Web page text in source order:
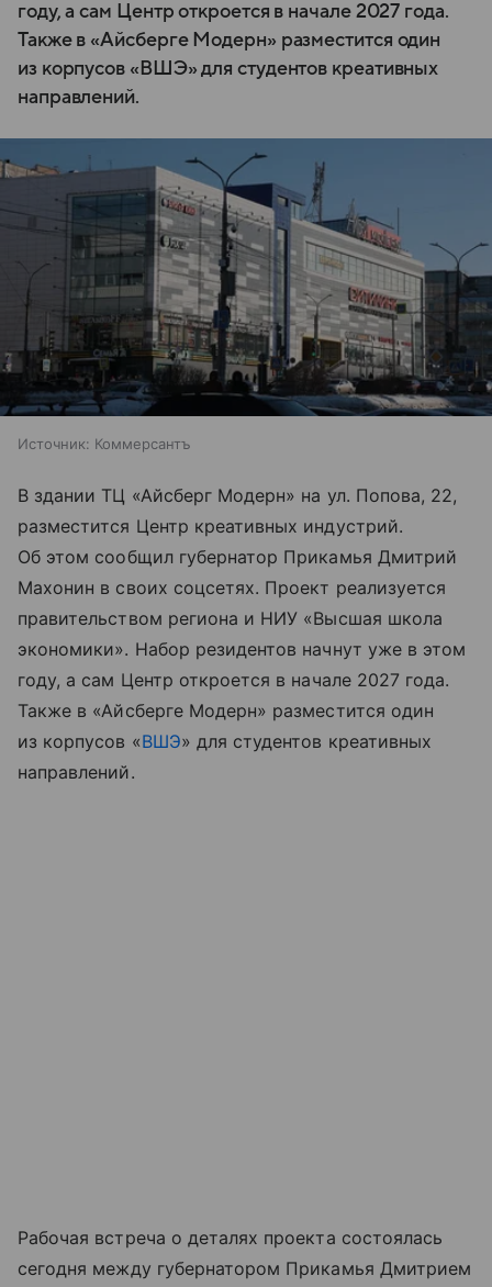
году, а сам Центр откроется в начале 2027 года.
Также в «Айсберге Модерн» разместится один
из корпусов «ВШЭ» для студентов креативных
направлений.
Источник: Коммерсантъ
В здании ТЦ «Айсберг Модерн» на ул. Попова, 22,
разместится Центр креативных индустрий.
Об этом сообщил губернатор Прикамья Дмитрий
Махонин в своих соцсетях. Проект реализуется
правительством региона и НИУ «Высшая школа
экономики». Набор резидентов начнут уже в этом
году, а сам Центр откроется в начале 2027 года.
Также в «Айсберге Модерн» разместится один
из корпусов «ВШЭ» для студентов креативных
направлений.
Рабочая встреча о деталях проекта состоялась
сегодня между губернатором Прикамья Дмитрием